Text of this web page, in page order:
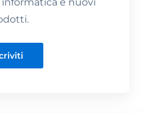
e nuovi